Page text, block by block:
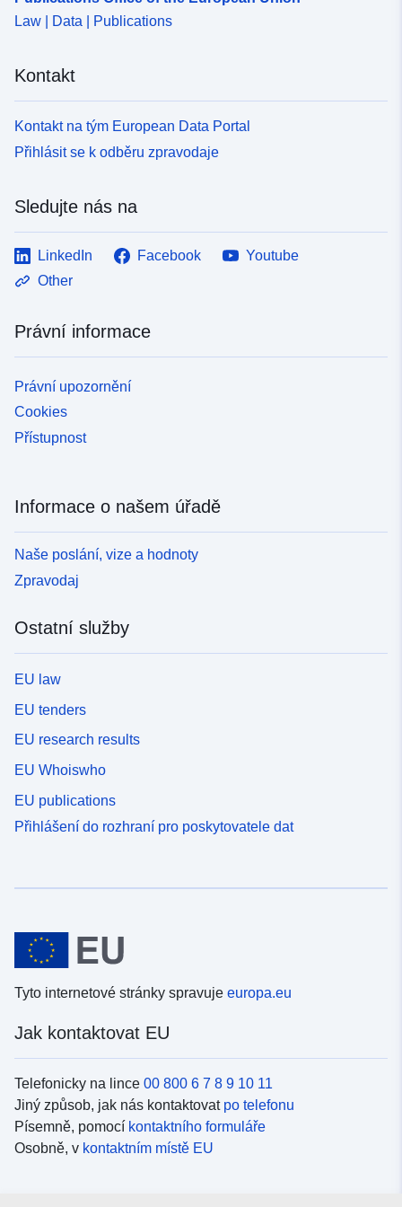
Law | Data | Publications
Kontakt
Kontakt na tým European Data Portal
Přihlásit se k odběru zpravodaje
Sledujte nás na
LinkedIn Facebook
Youtube
Other
Právní informace
Právní upozornění
Cookies
Přístupnost
Informace o našem úřadě
Naše poslání, vize a hodnoty
Zpravodaj
Ostatní služby
EU law
EU tenders
EU research results
EU Whoiswho
EU publications
Přihlášení do rozhraní pro poskytovatele dat
Tyto internetové stránky spravuje europa.eu
Jak kontaktovat EU
Telefonicky na lince 00 800 6 7 8 9 10 11
Jiný způsob, jak nás kontaktovat po telefonu
Písemně, pomocí kontaktního formuláře
Osobně, v kontaktním místě EU